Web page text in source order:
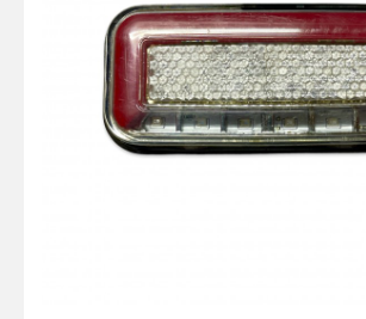
Оптика и светотехника
Брызговики
Запчасти кузова и зеркала
Малый коммерческий транспорт